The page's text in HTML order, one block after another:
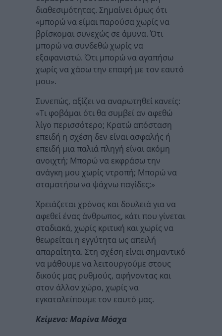
διαθεσιμότητας. Σημαίνει όμως ότι
«μπορώ να είμαι παρούσα χωρίς να
βρίσκομαι συνεχώς σε άμυνα. Ότι
μπορώ να συνδεθώ χωρίς να
εξαφανιστώ. Ότι μπορώ να αγαπήσω
χωρίς να χάσω την επαφή με τον εαυτό
μου».
Συνεπώς, αξίζει να αναρωτηθεί κανείς:
«Τι φοβάμαι ότι θα συμβεί αν αφεθώ
λίγο περισσότερο; Κρατώ απόσταση
επειδή η σχέση δεν είναι ασφαλής ή
επειδή μια παλιά πληγή είναι ακόμη
ανοιχτή; Μπορώ να εκφράσω την
ανάγκη μου χωρίς ντροπή; Μπορώ να
σταματήσω να ψάχνω παγίδες;»
Χρειάζεται χρόνος και δουλειά για να
αφεθεί ένας άνθρωπος, κάτι που γίνεται
σταδιακά, χωρίς κριτική και χωρίς να
θεωρείται η εγγύτητα ως απειλή
απαραίτητα. Στη σχέση είναι σημαντικό
να μάθουμε να λειτουργούμε στους
δικούς μας ρυθμούς, αφήνοντας και
στον άλλον χώρο, χωρίς να
εγκαταλείπουμε τον εαυτό μας.
Κείμενο: Μαρίνα Μόσχα